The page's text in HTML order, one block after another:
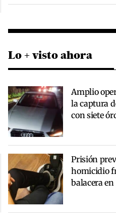
Lo + visto ahora
Amplio
la captura
con siete
Prisión
homicidio
balacera